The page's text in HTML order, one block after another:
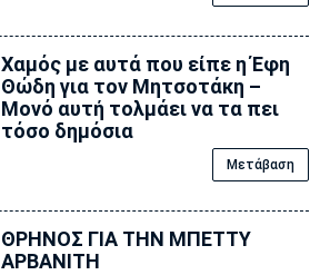
Χαμός με αυτά που είπε η Έφη
Θώδη για τον Μητσοτάκη –
Μονό αυτή τολμάει να τα πει
τόσο δημόσια
Μετάβαση
ΘΡΗΝΟΣ ΓΙΑ ΤΗΝ ΜΠΕΤΤΥ
ΑΡΒΑΝΙΤΗ